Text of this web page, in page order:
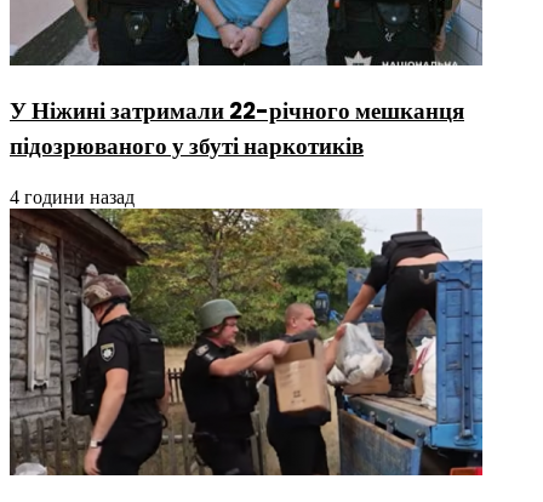
У Ніжині затримали 22-річного мешканця
підозрюваного у збуті наркотиків
4 години назад